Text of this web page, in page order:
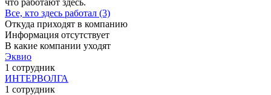
Все, кто здесь работал (3)
Откуда приходят в компанию
Информация отсутствует
В какие компании уходят
Эквио
1 сотрудник
ИНТЕРВОЛГА
1 сотрудник